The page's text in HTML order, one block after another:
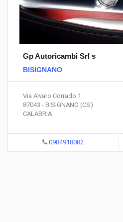
Gp Autoricambi Srl s
BISIGNANO
Via Alvaro Corrado 1
87043 - BISIGNANO (CS)
CALABRIA
0984918082